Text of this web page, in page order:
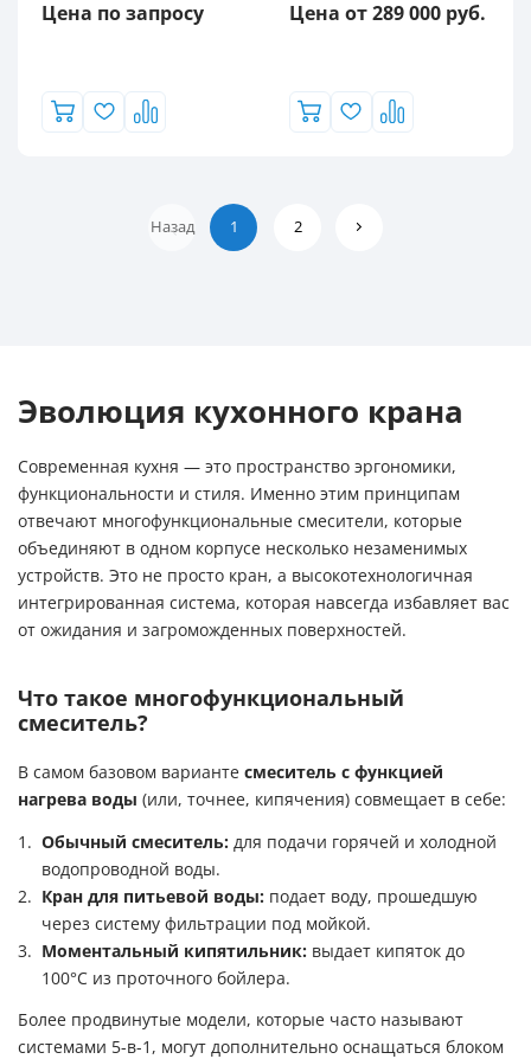
Цена по запросу Цена от 289 000 руб.
Назад 1 2
Эволюция кухонного крана
Современная кухня — это пространство эргономики,
функциональности и стиля. Именно этим принципам
отвечают многофункциональные смесители, которые
объединяют в одном корпусе несколько незаменимых
устройств. Это не просто кран, а высокотехнологичная
интегрированная система, которая навсегда избавляет вас
от ожидания и загроможденных поверхностей.
Что такое многофункциональный
смеситель?
В самом базовом варианте смеситель с функцией
нагрева воды (или, точнее, кипячения) совмещает в себе:
Обычный смеситель: для подачи горячей и холодной
водопроводной воды.
Кран для питьевой воды: подает воду, прошедшую
через систему фильтрации под мойкой.
Моментальный кипятильник: выдает кипяток до
100°C из проточного бойлера.
Более продвинутые модели, которые часто называют
системами 5-в-1, могут дополнительно оснащаться блоком